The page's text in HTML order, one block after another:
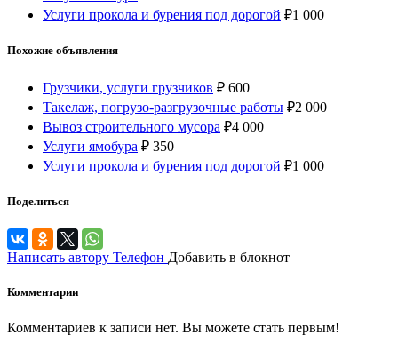
Услуги прокола и бурения под дорогой ₽1 000
Похожие объявления
Грузчики, услуги грузчиков ₽ 600
Такелаж, погрузо-разгрузочные работы ₽2 000
Вывоз строительного мусора ₽4 000
Услуги ямобура ₽ 350
Услуги прокола и бурения под дорогой ₽1 000
Поделиться
Написать автору Телефон Добавить в блокнот
Комментарии
Комментариев к записи нет. Вы можете стать первым!